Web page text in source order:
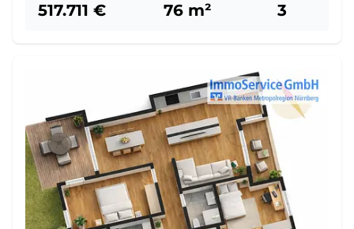
517.711 € 76 m² 3